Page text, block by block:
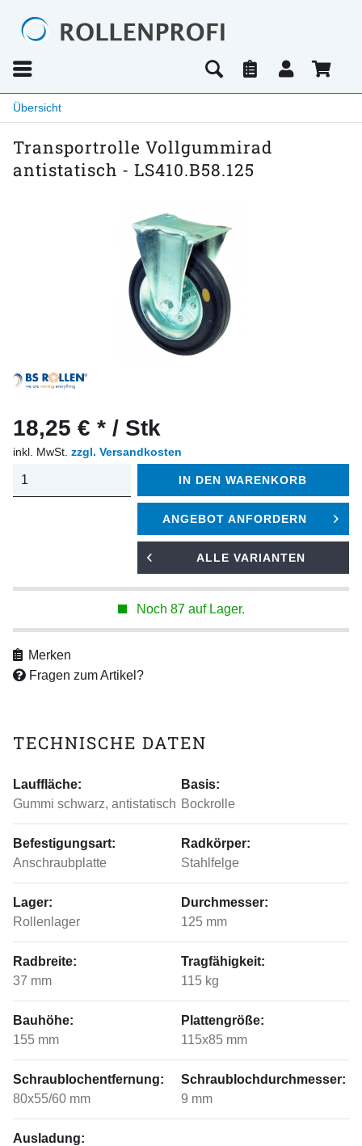
Übersicht
Transportrolle Vollgummirad
antistatisch - LS410.B58.125
18,25 € * / Stk
inkl. MwSt. zzgl. Versandkosten
IN DEN WARENKORB
ANGEBOT ANFORDERN
ALLE VARIANTEN
Noch 87 auf Lager.
Merken
Fragen zum Artikel?
TECHNISCHE DATEN
Lauffläche:
Gummi schwarz, antistatisch
Basis:
Bockrolle
Befestigungsart:
Anschraubplatte
Radkörper:
Stahlfelge
Lager:
Rollenlager
Durchmesser:
125 mm
Radbreite:
37 mm
Tragfähigkeit:
115 kg
Bauhöhe:
155 mm
Plattengröße:
115x85 mm
Schraublochentfernung:
80x55/60 mm
Schraublochdurchmesser:
9 mm
Ausladung: